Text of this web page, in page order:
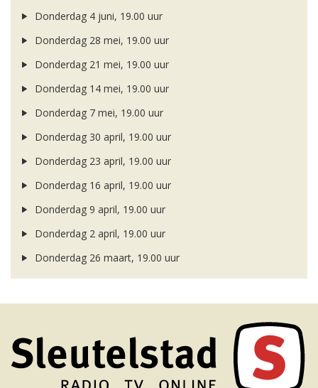
Donderdag 4 juni, 19.00 uur
Donderdag 28 mei, 19.00 uur
Donderdag 21 mei, 19.00 uur
Donderdag 14 mei, 19.00 uur
Donderdag 7 mei, 19.00 uur
Donderdag 30 april, 19.00 uur
Donderdag 23 april, 19.00 uur
Donderdag 16 april, 19.00 uur
Donderdag 9 april, 19.00 uur
Donderdag 2 april, 19.00 uur
Donderdag 26 maart, 19.00 uur